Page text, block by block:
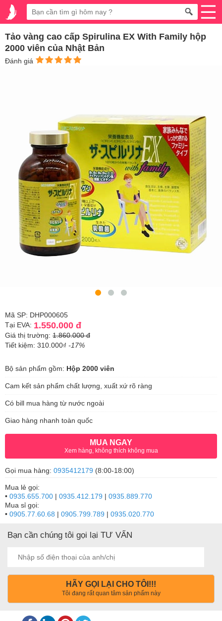
Tảo vàng cao cấp Spirulina EX With Family hộp
2000 viên của Nhật Bản
Đánh giá
Mã SP: DHP000605
Tại EVA: 1.550.000 đ
Giá thị trường: 1.860.000 đ
Tiết kiệm: 310.000₫ -17%
Bộ sản phẩm gồm: Hộp 2000 viên
Cam kết sản phẩm chất lượng, xuất xứ rõ ràng
Có bill mua hàng từ nước ngoài
Giao hàng nhanh toàn quốc
MUA NGAY
Xem hàng, không thích không mua
Gọi mua hàng: 0935412179 (8:00-18:00)
Mua lẻ gọi:
• 0935.655.700 | 0935.412.179 | 0935.889.770
Mua sỉ gọi:
• 0905.77.60.68 | 0905.799.789 | 0935.020.770
Bạn cần chúng tôi gọi lại TƯ VẤN
HÃY GỌI LẠI CHO TÔI!!!
Tôi đang rất quan tâm sản phẩm này